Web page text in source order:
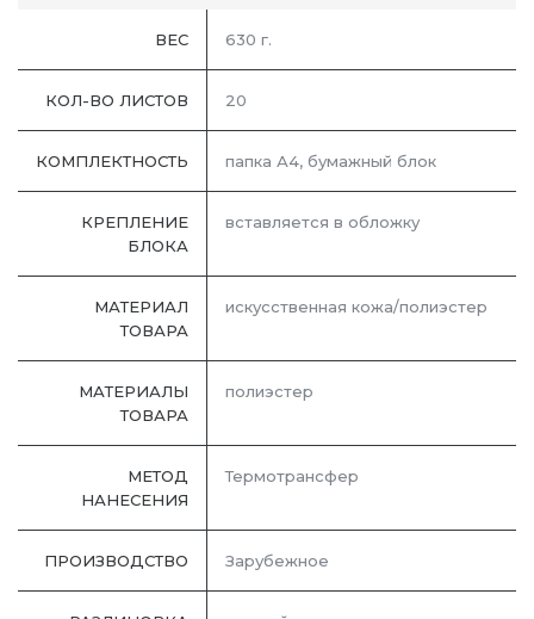
ВЕС 630 г.
КОЛ-ВО ЛИСТОВ 20
КОМПЛЕКТНОСТЬ папка А4, бумажный блок
КРЕПЛЕНИЕ
БЛОКА
вставляется в обложку
МАТЕРИАЛ
ТОВАРА
искусственная кожа/полиэстер
МАТЕРИАЛЫ
ТОВАРА
полиэстер
МЕТОД
НАНЕСЕНИЯ
Термотрансфер
ПРОИЗВОДСТВО Зарубежное